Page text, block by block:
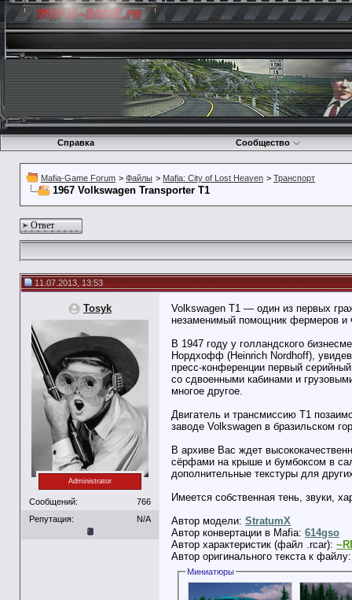
Справка Сообщество
Mafia-Game Forum > Файлы > Mafia: City of Lost Heaven > Транспорт
1967 Volkswagen Transporter T1
Ответ
11.07.2013, 13:53
Tosyk
Administrator
Сообщений:
766
Репутация:
N/A
Volkswagen T1 — один из первых
незаменимый помощник фермеров и
В 1947 году у голландского
Нордхофф (Heinrich Nordhoff),
пресс-конференции первый
со сдвоенными кабинами и
многое другое.
Двигатель и трансмиссию T1
заводе Volkswagen в бразильском
В архиве Вас ждет
сёрфами на крыше и бумбоксом в
дополнительные текстуры для
Имеется собственная тень, звуки,
Автор модели: StratumX
Автор конвертации в Mafia: 614gso
Автор характеристик (файл .rcar):
Автор оригинального текста к
Миниатюры